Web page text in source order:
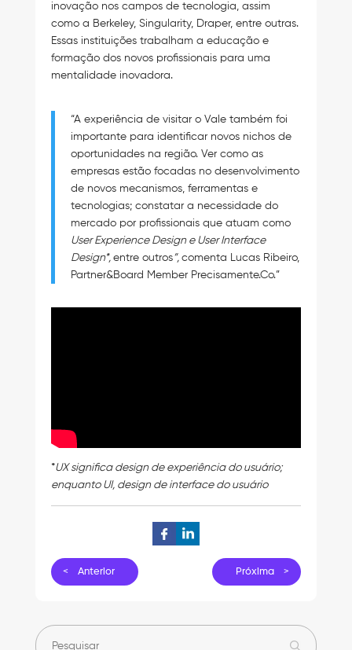
inovação nos campos de tecnologia, assim
como a Berkeley, Singularity, Draper, entre outras.
Essas instituições trabalham a educação e
formação dos novos profissionais para uma
mentalidade inovadora.
“A experiência de visitar o Vale também foi
importante para identificar novos nichos de
oportunidades na região. Ver como as
empresas estão focadas no desenvolvimento
de novos mecanismos, ferramentas e
tecnologias; constatar a necessidade do
mercado por profissionais que atuam como
User Experience Design e User Interface
Design*, entre outros”, comenta Lucas Ribeiro,
Partner&Board Member Precisamente.Co.”
*UX significa design de experiência do usuário;
enquanto UI, design de interface do usuário
< Anterior Próxima >